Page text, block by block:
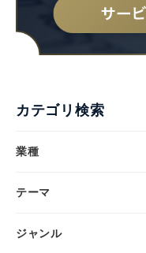
カテゴリ検索
業種
テーマ
ジャンル